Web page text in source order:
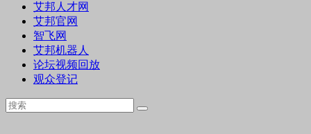
艾邦人才网
艾邦官网
智飞网
艾邦机器人
论坛视频回放
观众登记